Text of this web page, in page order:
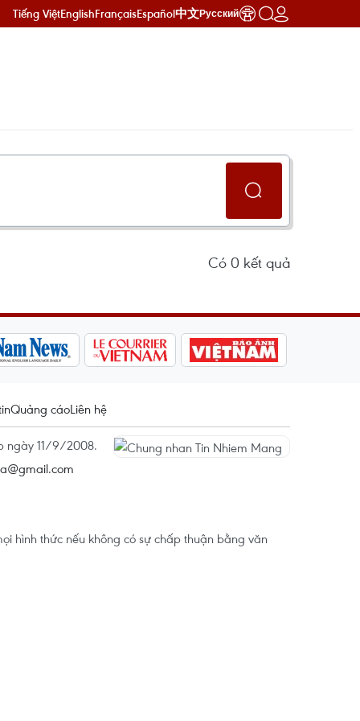
Tiếng ViệtEnglishFrançaisEspañol中文Русский
Có 0 kết quả
Quảng cáoLiên hệ
ngày 11/9/2008.
hình thức nếu không có sự chấp thuận bằng văn